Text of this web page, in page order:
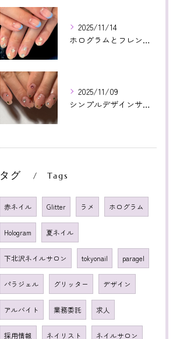
2025/11/14
ホログラムとフレンチ相性よかった😊いつもありがとうございます...
2025/11/09
シンプルデザインサンプルより！カラフルストーン🤩❤️いつもあ...
タグ Tags
赤ネイル Glitter ラメ ホログラム
Hologram 夏ネイル
下北沢ネイルサロン tokyonail paragel
パラジェル グリッター デザイン
アルバイト 業務委託 求人
採用情報 ネイリスト ネイルサロン